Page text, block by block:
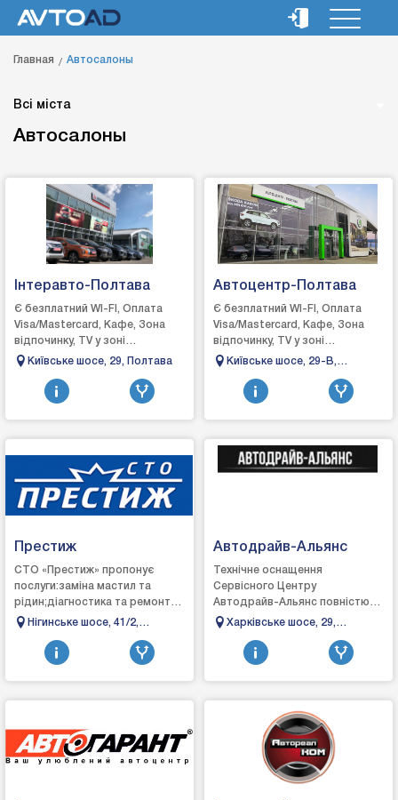
Главная Автосалоны
Всі міста
Автосалоны
Інтеравто-Полтава
Є безплатний WI-FI, Оплата
Visa/Mastercard, Кафе, Зона
відпочинку, TV у зоні
відпочинку, кондиціонер у зоні
авто, мийк...
Київське шосе, 29, Полтава
Автоцентр-Полтава
Є безплатний WI-FI, Оплата
Visa/Mastercard, Кафе, Зона
відпочинку, TV у зоні
відпочинку, кондиціонер у зоні
авто, мийк...
Київське шосе, 29-В,
Полтава
Престиж
СТО «Престиж» пропонує
послуги:заміна мастил та
рідин;діагностика та ремонт
ходової
стабілізатора;стійки амортиз...
Нігинське шосе, 41/2,
Кам'янець-Подільський,
Хмельницька область
Автодрайв-Альянс
Технічне оснащення
Сервісного Центру
Автодрайв-Альянс повністю
відповідає вимогам сучасного
оперативно і з&n...
Харківське шосе, 29,
Полтава, Полтавська
область